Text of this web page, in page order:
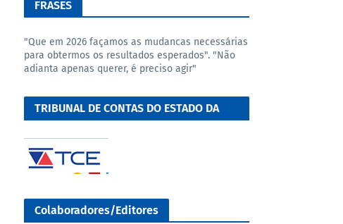
FRASES
"Que em 2026 façamos as mudancas necessárias
para obtermos os resultados esperados". "Não
adianta apenas querer, é preciso agir"
TRIBUNAL DE CONTAS DO ESTADO DA
Colaboradores/Editores